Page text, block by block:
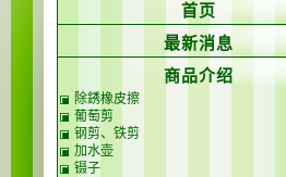
首页
最新消息
商品介绍
除銹橡皮擦
葡萄剪
钢剪、铁剪
加水壶
镊子